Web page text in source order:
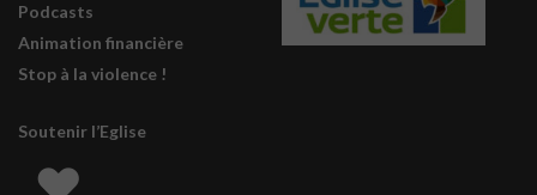
Podcasts
Animation financière
Stop à la violence !
Soutenir l’Eglise